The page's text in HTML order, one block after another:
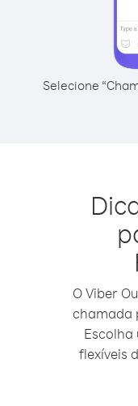
Selecione
O Viber
chamada
Escolha
flexíveis